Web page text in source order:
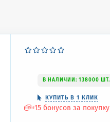
В НАЛИЧИИ: 138000 ШТ.
КУПИТЬ В 1 КЛИК
+15 бонусов за покупку